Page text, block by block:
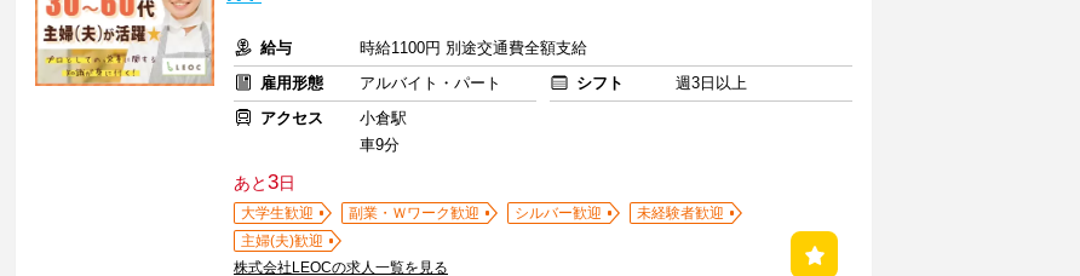
給与
時給1100円 別途交通費全額支給
雇用形態
アルバイト・パート シフト
週3日以上
アクセス
小倉駅
車9分
あと3日
大学生歓迎 副業・Ｗワーク歓迎 シルバー歓迎
未経験者歓迎
主婦(夫)歓迎
株式会社LEOCの求人一覧を見る